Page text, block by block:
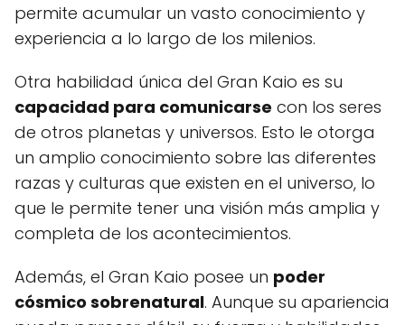
permite acumular un vasto conocimiento y
experiencia a lo largo de los milenios.
Otra habilidad única del Gran Kaio es su
capacidad para comunicarse con los seres
de otros planetas y universos. Esto le otorga
un amplio conocimiento sobre las diferentes
razas y culturas que existen en el universo, lo
que le permite tener una visión más amplia y
completa de los acontecimientos.
Además, el Gran Kaio posee un poder
cósmico sobrenatural. Aunque su apariencia